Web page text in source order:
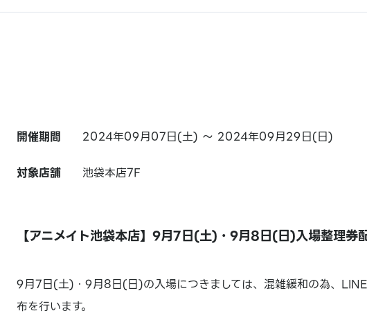
開催期間 2024年09月07日(土) ～ 2024年09月29日(日)
対象店舗 池袋本店7F
【アニメイト池袋本店】9月7日(土)・9月8日(日)入場整理券
9月7日(土)・9月8日(日)の入場につきましては、混雑緩和の為、
布を行います。